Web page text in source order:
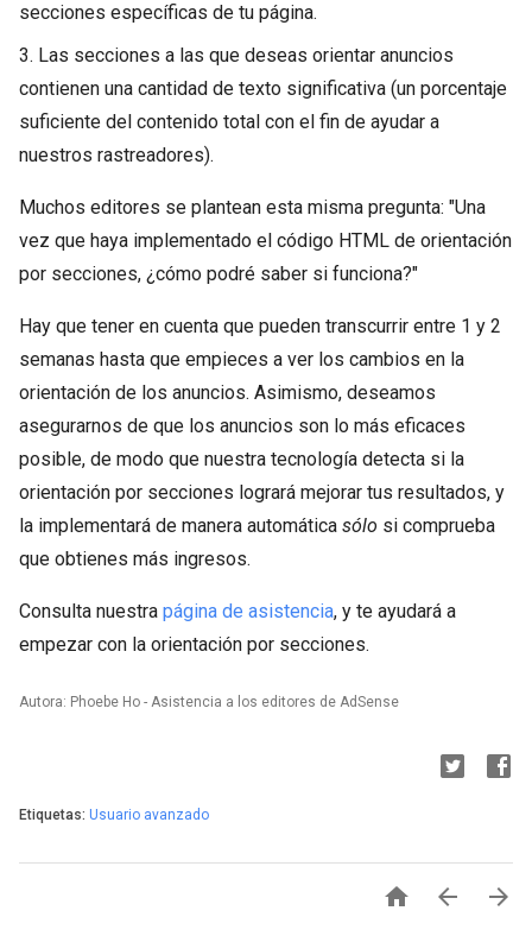
secciones específicas de tu página.
3. Las secciones a las que deseas orientar anuncios
contienen una cantidad de texto significativa (un porcentaje
suficiente del contenido total con el fin de ayudar a
nuestros rastreadores).
Muchos editores se plantean esta misma pregunta: "Una
vez que haya implementado el código HTML de orientación
por secciones, ¿cómo podré saber si funciona?"
Hay que tener en cuenta que pueden transcurrir entre 1 y 2
semanas hasta que empieces a ver los cambios en la
orientación de los anuncios. Asimismo, deseamos
asegurarnos de que los anuncios son lo más eficaces
posible, de modo que nuestra tecnología detecta si la
orientación por secciones logrará mejorar tus resultados, y
la implementará de manera automática sólo si comprueba
que obtienes más ingresos.
Consulta nuestra página de asistencia, y te ayudará a
empezar con la orientación por secciones.
Autora: Phoebe Ho - Asistencia a los editores de AdSense
Etiquetas: Usuario avanzado
  